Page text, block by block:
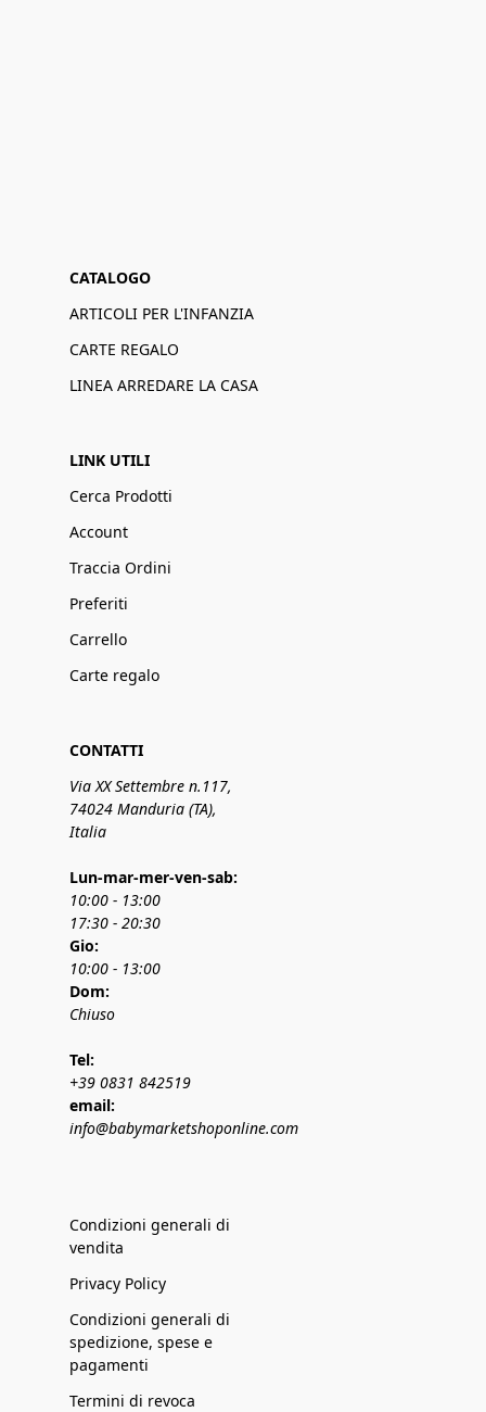
CATALOGO
ARTICOLI PER L'INFANZIA
CARTE REGALO
LINEA ARREDARE LA CASA
LINK UTILI
Cerca Prodotti
Account
Traccia Ordini
Preferiti
Carrello
Carte regalo
CONTATTI
Via XX Settembre n.117,
74024 Manduria (TA),
Italia
Lun-mar-mer-ven-sab:
10:00 - 13:00
17:30 - 20:30
Gio:
10:00 - 13:00
Dom:
Chiuso
Tel:
+39 0831 842519
email:
info@babymarketshoponline.com
Condizioni generali di
vendita
Privacy Policy
Condizioni generali di
spedizione, spese e
pagamenti
Termini di revoca